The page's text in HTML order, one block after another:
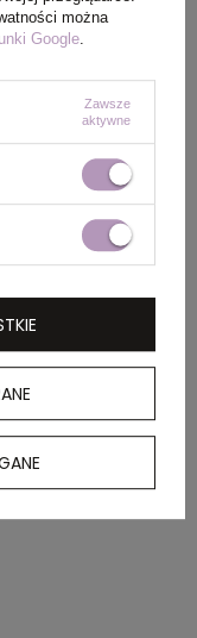
cm
główna
wewnątrz,
zamek,
można
Google.
Zawsze
aktywne